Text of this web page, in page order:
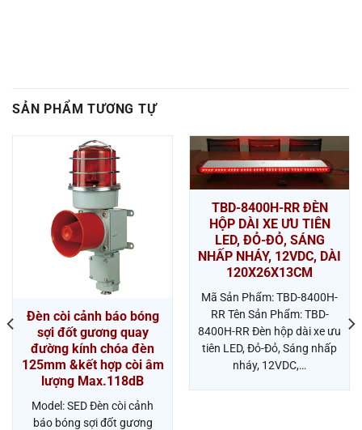
SẢN PHẨM TƯƠNG TỰ
Đèn còi cảnh báo bóng
sợi đốt gương quay
đường kính chóa đèn
125mm &kết hợp còi âm
lượng Max.118dB
Model: SED Đèn còi cảnh
báo bóng sợi đốt gương
TBD-8400H-RR ĐÈN
HỘP DÀI XE ƯU TIÊN
LED, ĐỎ-ĐỎ, SÁNG
NHẤP NHÁY, 12VDC, DÀI
120X26X13CM
Mã Sản Phẩm: TBD-8400H-
RR Tên Sản Phẩm: TBD-
8400H-RR Đèn hộp dài xe ưu
tiên LED, Đỏ-Đỏ, Sáng nhấp
nháy, 12VDC,…